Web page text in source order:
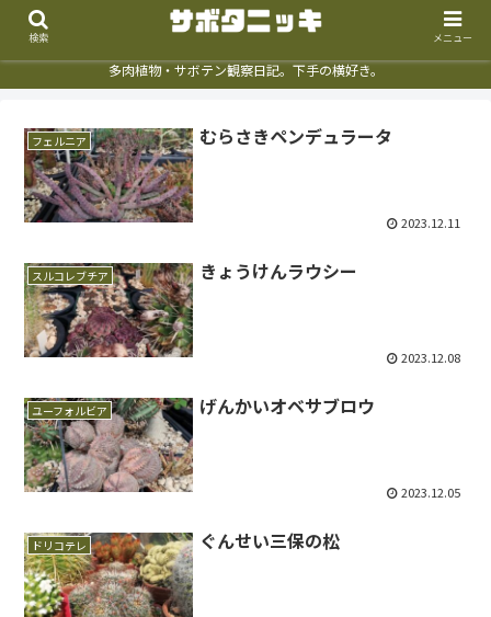
多肉植物・サボテン観察日記。下手の横好き。
フェルニア むらさきペンデュラータ
2023.12.11
スルコレブチア きょうけんラウシー
2023.12.08
ユーフォルビア げんかいオベサブロウ
2023.12.05
ドリコテレ ぐんせい三保の松
検索 メニュー